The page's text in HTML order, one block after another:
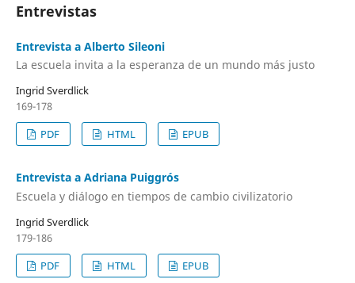
Entrevistas
Entrevista a Alberto Sileoni
La escuela invita a la esperanza de un mundo más justo
Ingrid Sverdlick
169-178
PDF
HTML EPUB
Entrevista a Adriana Puiggrós
Escuela y diálogo en tiempos de cambio civilizatorio
Ingrid Sverdlick
179-186
PDF
HTML EPUB